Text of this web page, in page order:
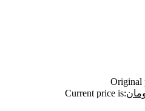
Original
Current price is: